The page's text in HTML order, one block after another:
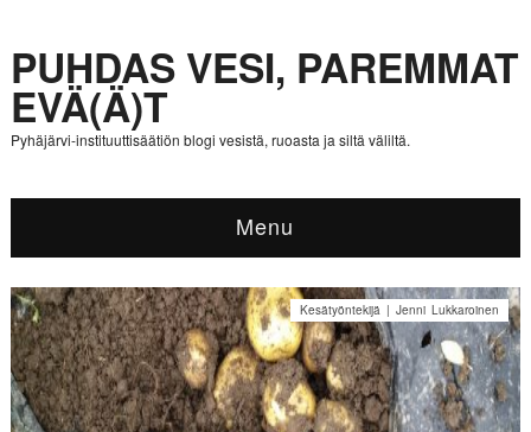
PUHDAS VESI, PAREMMAT
EVÄ(Ä)T
Pyhäjärvi-instituuttisäätiön blogi vesistä, ruoasta ja siltä väliltä.
Menu
Kesätyöntekijä | Jenni Lukkaroinen